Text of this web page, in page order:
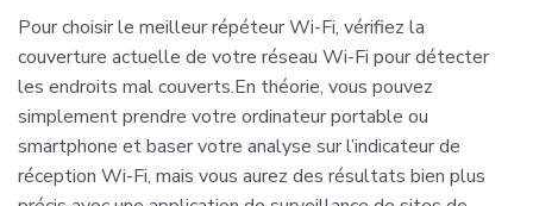
Pour choisir le meilleur répéteur Wi-Fi, vérifiez la
couverture actuelle de votre réseau Wi-Fi pour détecter
les endroits mal couverts.En théorie, vous pouvez
simplement prendre votre ordinateur portable ou
smartphone et baser votre analyse sur l’indicateur de
réception Wi-Fi, mais vous aurez des résultats bien plus